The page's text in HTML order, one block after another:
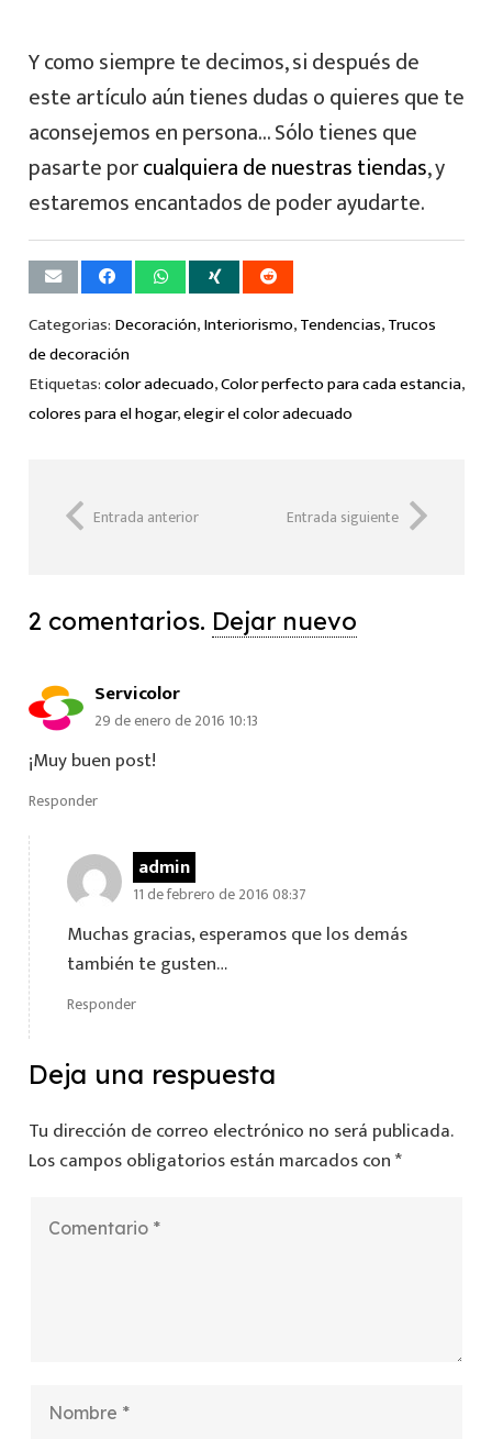
Y como siempre te decimos, si después de
este artículo aún tienes dudas o quieres que te
aconsejemos en persona… Sólo tienes que
pasarte porcualquiera de nuestras tiendas, y
estaremos encantados de poder ayudarte.
Categorias: Decoración,Interiorismo,Tendencias,Trucos
de decoración
Etiquetas:color adecuado,Color perfecto para cada estancia,
colores para el hogar,elegir el color adecuado
Entrada anterior Entrada siguiente
2 comentarios. Dejar nuevo
Servicolor
29 de enero de 2016 10:13
¡Muy buen post!
Responder
admin
11 de febrero de 2016 08:37
Muchas gracias, esperamos que los demás
también te gusten…
Responder
Deja una respuesta
Tu dirección de correo electrónico no será publicada.
Los campos obligatorios están marcados con*